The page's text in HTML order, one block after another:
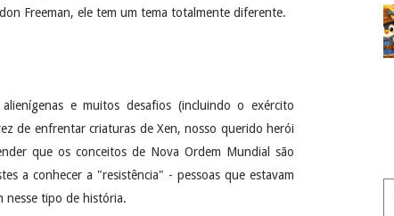
Freeman, ele tem um tema totalmente diferente.
e muitos desafios (incluindo o exército
de enfrentar criaturas de Xen, nosso querido herói
que os conceitos de Nova Ordem Mundial são
a conhecer a "resistência" - pessoas que estavam
nesse tipo de história.